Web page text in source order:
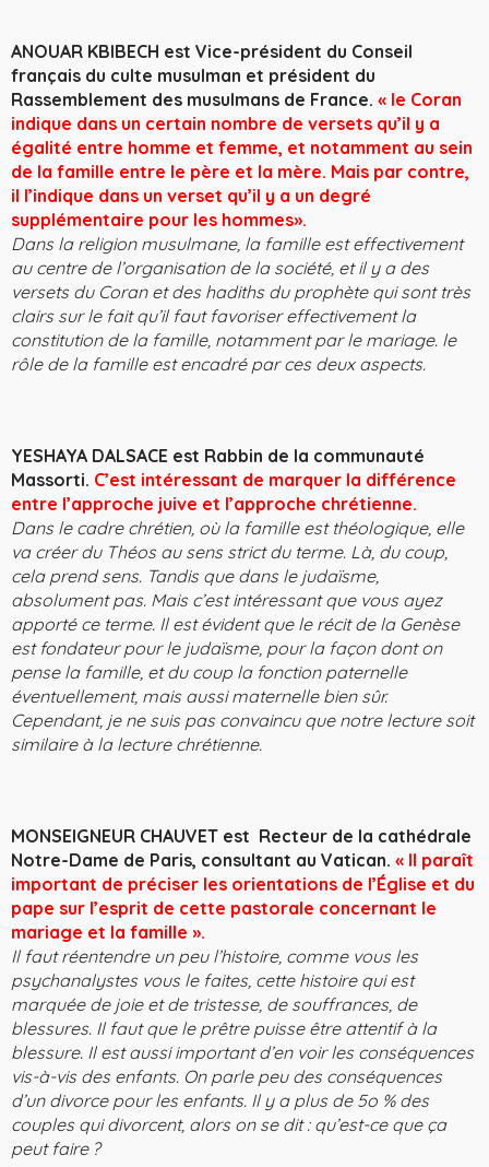
ANOUAR KBIBECH est Vice-président du Conseil
français du culte musulman et président du
Rassemblement des musulmans de France. « le Coran
indique dans un certain nombre de versets qu’il y a
égalité entre homme et femme, et notamment au sein
de la famille entre le père et la mère. Mais par contre,
il l’indique dans un verset qu’il y a un degré
supplémentaire pour les hommes».
Dans la religion musulmane, la famille est effectivement
au centre de l’organisation de la société, et il y a des
versets du Coran et des hadiths du prophète qui sont très
clairs sur le fait qu’il faut favoriser effectivement la
constitution de la famille, notamment par le mariage. le
rôle de la famille est encadré par ces deux aspects.
YESHAYA DALSACE est Rabbin de la communauté
Massorti. C’est intéressant de marquer la diffé­rence
entre l’approche juive et l’approche chrétienne.
Dans le cadre chrétien, où la famille est théologique, elle
va créer du Théos au sens strict du terme. Là, du coup,
cela prend sens. Tandis que dans le judaïsme,
absolument pas. Mais c’est intéressant que vous ayez
apporté ce terme. Il est évident que le récit de la Genèse
est fondateur pour le judaïsme, pour la façon dont on
pense la famille, et du coup la fonction paternelle
éventuellement, mais aussi maternelle bien sûr.
Cependant, je ne suis pas convaincu que notre lecture soit
similaire à la lecture chrétienne.
MONSEIGNEUR CHAUVET est Recteur de la cathédrale
Notre-Dame de Paris, consultant au Vatican. « Il paraît
important de préciser les orientations de l’Église et du
pape sur l’esprit de cette pastorale concernant le
mariage et la famille ».
Il faut réentendre un peu l’histoire, comme vous les
psychanalystes vous le faites, cette histoire qui est
marquée de joie et de tris­tesse, de souffrances, de
blessures. Il faut que le prêtre puisse être attentif à la
bles­sure. Il est aussi important d’en voir les conséquences
vis-à-vis des enfants. On parle peu des conséquences
d’un divorce pour les enfants. Il y a plus de 5o % des
couples qui divorcent, alors on se dit : qu’est-ce que ça
peut faire ?